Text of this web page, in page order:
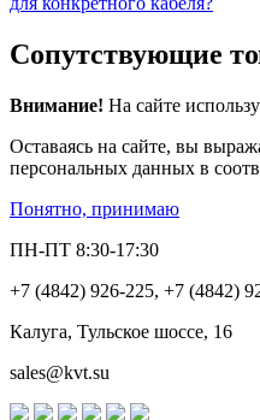
Сопутствующие
Внимание! На сайте
Оставаясь на сайте, вы
персональных данных в
Понятно, принимаю
ПН-ПТ 8:30-17:30
+7 (4842) 926-225, +7 (4842)
Калуга, Тульское шоссе, 16
sales@kvt.su